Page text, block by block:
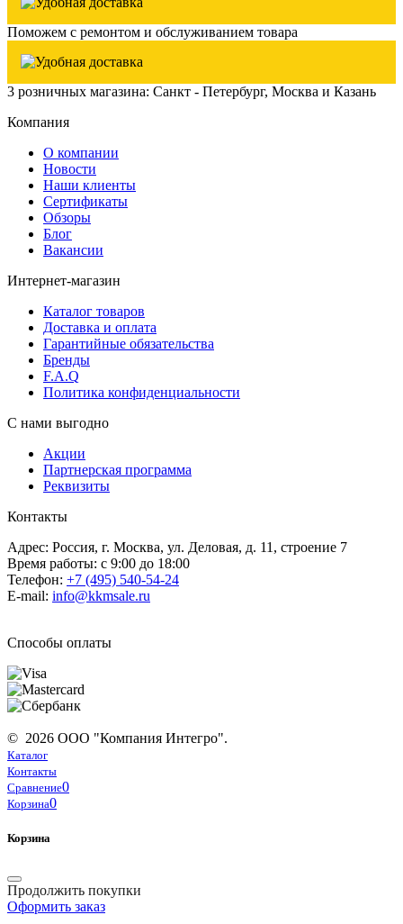
Поможем с ремонтом и обслуживанием товара
3 розничных магазина: Санкт - Петербург, Москва и Казань
Компания
О компании
Новости
Наши клиенты
Сертификаты
Обзоры
Блог
Вакансии
Интернет-магазин
Каталог товаров
Доставка и оплата
Гарантийные обязательства
Бренды
F.A.Q
Политика конфиденциальности
С нами выгодно
Акции
Партнерская программа
Реквизиты
Контакты
Адрес: Россия, г. Москва, ул. Деловая, д. 11, строение 7
Время работы: с 9:00 до 18:00
Телефон: +7 (495) 540-54-24
E-mail: info@kkmsale.ru
Способы оплаты
© 2026 ООО "Компания Интегро".
Каталог
Контакты
Сравнение0
Корзина0
Корзина
Продолжить покупки
Оформить заказ